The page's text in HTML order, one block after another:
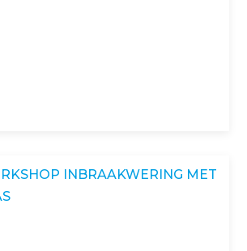
INBRAAKWERING MET